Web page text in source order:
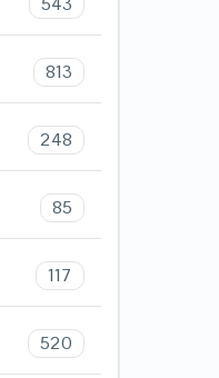
813
248
85
117
520